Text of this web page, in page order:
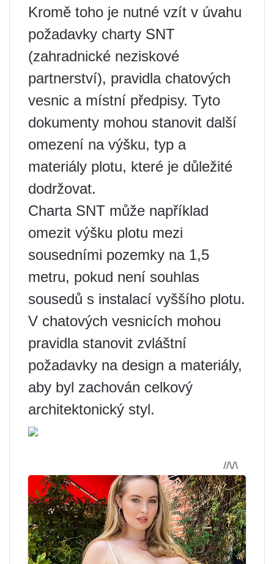
Kromě toho je nutné vzít v úvahu
požadavky charty SNT
(zahradnické neziskové
partnerství), pravidla chatových
vesnic a místní předpisy. Tyto
dokumenty mohou stanovit další
omezení na výšku, typ a
materiály plotu, které je důležité
dodržovat.
Charta SNT může například
omezit výšku plotu mezi
sousedními pozemky na 1,5
metru, pokud není souhlas
sousedů s instalací vyššího plotu.
V chatových vesnicích mohou
pravidla stanovit zvláštní
požadavky na design a materiály,
aby byl zachován celkový
architektonický styl.